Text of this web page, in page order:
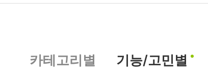
카테고리별 베스트
카테고리별 기능/고민별